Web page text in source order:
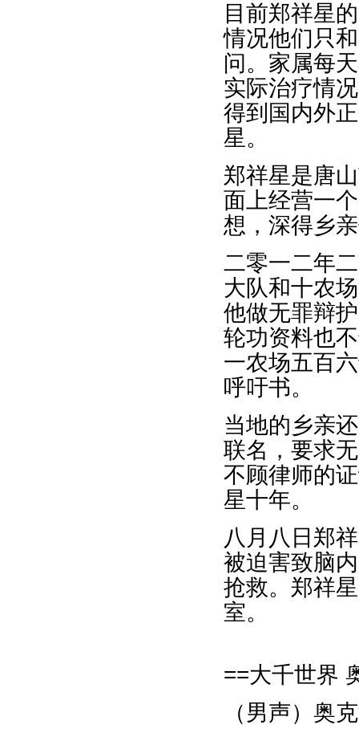
目前郑祥星
情况他们只
问。家属每
实际治疗情
得到国内外
星。
郑祥星是唐
面上经营一
想，深得乡
二零一二年
大队和十农
他做无罪辩
轮功资料也
一农场五百
呼吁书。
当地的乡亲
联名，要求
不顾律师的
星十年。
八月八日郑
被迫害致脑
抢救。郑祥
室。
==大千世界
（男声）奥